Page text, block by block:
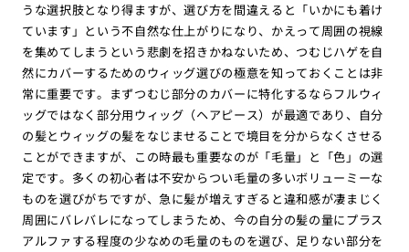
うな選択肢となり得ますが、選び方を間違えると「いかにも着け
ています」という不自然な仕上がりになり、かえって周囲の視線
を集めてしまうという悲劇を招きかねないため、つむじハゲを自
然にカバーするためのウィッグ選びの極意を知っておくことは非
常に重要です。まずつむじ部分のカバーに特化するならフルウィ
ッグではなく部分用ウィッグ（ヘアピース）が最適であり、自分
の髪とウィッグの髪をなじませることで境目を分からなくさせる
ことができますが、この時最も重要なのが「毛量」と「色」の選
定です。多くの初心者は不安からつい毛量の多いボリューミーな
ものを選びがちですが、急に髪が増えすぎると違和感が凄まじく
周囲にバレバレになってしまうため、今の自分の髪の量にプラス
アルファする程度の少なめの毛量のものを選び、足りない部分を